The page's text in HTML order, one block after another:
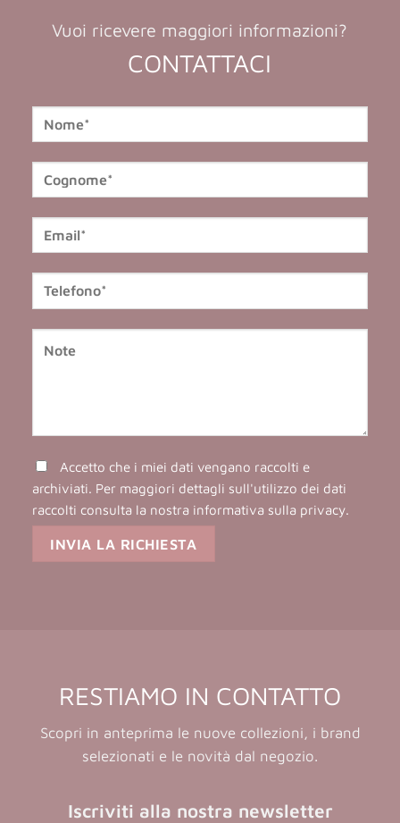
Vuoi ricevere maggiori informazioni?
CONTATTACI
Accetto che i miei dati vengano raccolti e
archiviati. Per maggiori dettagli sull'utilizzo dei dati
raccolti consulta la nostra informativa sulla privacy.
RESTIAMO IN CONTATTO
Scopri in anteprima le nuove collezioni, i brand
selezionati e le novità dal negozio.
Iscriviti alla nostra newsletter